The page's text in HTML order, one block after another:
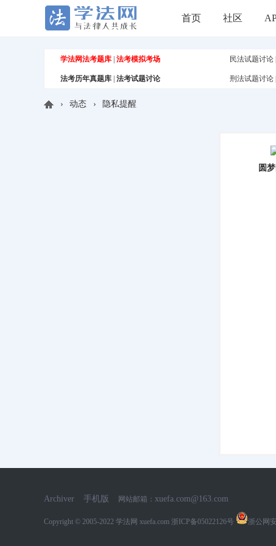
首页 社区
学法网法考题库 法考模拟考场 民法试题讨论|
法考历年真题库 法考试题讨论 刑法试题讨论|
› 动态 › 隐私提醒
圆
Archiver 手机版 网站邮箱： xuefa.com@163.com
Copyright © 2005-2022 学法网 xuefa.com 浙ICP备05022126号 浙公网